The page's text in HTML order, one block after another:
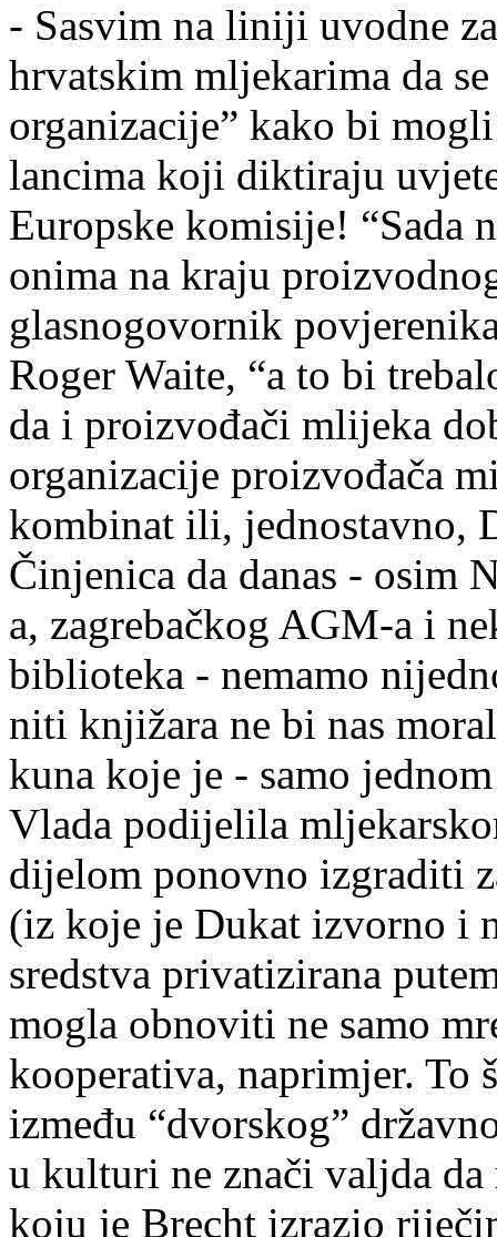
- Sasvim na liniji uvodne
hrvatskim mljekarima da
organizacije” kako bi
lancima koji diktiraju
Europske komisije! “Sada
onima na kraju
glasnogovornik
Roger Waite, “a to bi
da i proizvođači mlijeka
organizacije proizvođača
kombinat ili, jednostavno,
Činjenica da danas - osim
a, zagrebačkog AGM-a i
biblioteka - nemamo
niti knjižara ne bi nas
kuna koje je - samo
Vlada podijelila
dijelom ponovno izgraditi
(iz koje je Dukat izvorno i
sredstva privatizirana
mogla obnoviti ne samo
kooperativa, naprimjer. To
između “dvorskog”
u kulturi ne znači valjda
koju je Brecht izrazio